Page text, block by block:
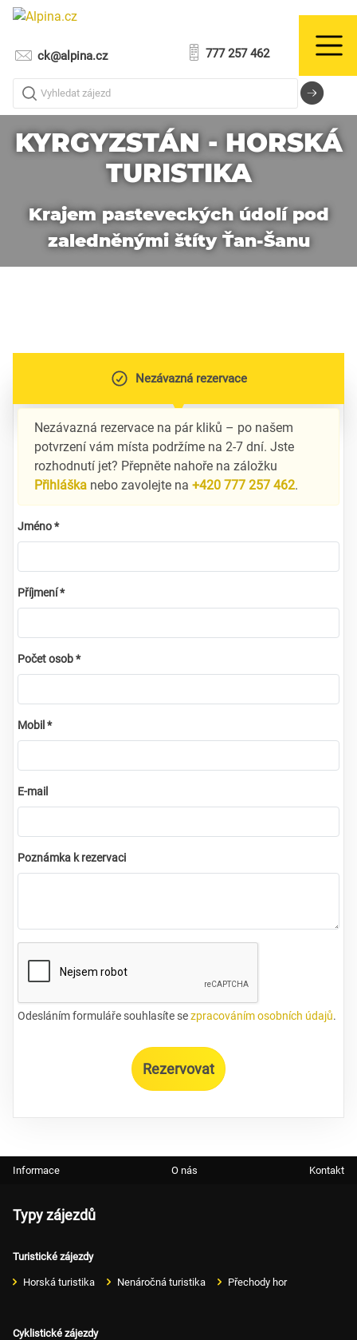
ck@alpina.cz 777 257 462
Vyhledat zájezd
KYRGYZSTÁN - HORSKÁ
TURISTIKA
Krajem pasteveckých údolí pod
zaledněnými štíty Ťan-Šanu
Nezávazná rezervace
Nezávazná rezervace na pár kliků – po našem
potvrzení vám místa podržíme na 2-7 dní. Jste
rozhodnutí jet? Přepněte nahoře na záložku
Přihláška nebo zavolejte na +420 777 257 462.
Jméno *
Příjmení *
Počet osob *
Mobil *
E-mail
Poznámka k rezervaci
Odesláním formuláře souhlasíte sezpracováním osobních údajů.
Rezervovat
Informace O nás Kontakt
Typy zájezdů
Turistické zájezdy
Horská turistika Nenáročná turistika Přechody hor
Cyklistické zájezdy